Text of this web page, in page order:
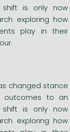
shift is only now
exploring how
play in their
changed stance
outcomes to an
shift is only now
exploring how